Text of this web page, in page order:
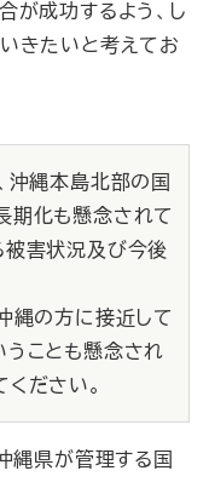
が成功するよう、し
きたいと考えてお
沖縄本島北部の国
期化も懸念されて
被害状況及び今後
縄の方に接近して
うことも懸念され
ださい。
縄県が管理する国